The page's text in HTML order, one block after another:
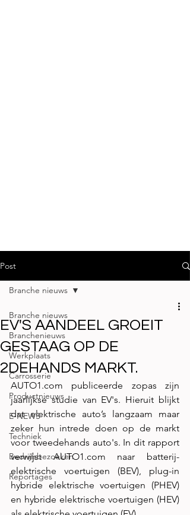
Post
Branche nieuws
Branchenieuws
Werkplaats
Carrosserie
Productnieuws
E-NEWS
Techniek
Bedrijfsbezoeken
Reportages
Branche nieuws
EV'S AANDEEL GROEIT
GESTAAG OP DE
2DEHANDS MARKT.
AUTO1.com publiceerde zopas zijn
jaarlijkse studie van EV's. Hieruit blijkt
dat elektrische auto’s langzaam maar
zeker hun intrede doen op de markt
voor tweedehands auto's. In dit rapport
verwijst AUTO1.com naar batterij-
elektrische voertuigen (BEV), plug-in
hybride elektrische voertuigen (PHEV)
en hybride elektrische voertuigen (HEV)